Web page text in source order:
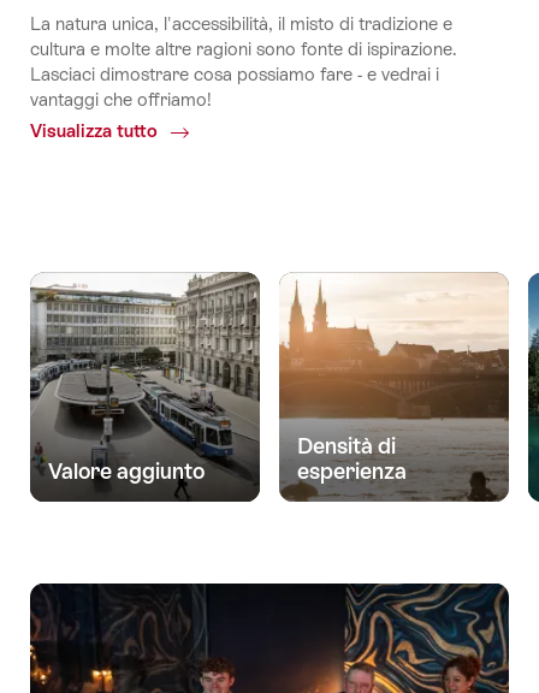
La natura unica, l'accessibilità, il misto di tradizione e
cultura e molte altre ragioni sono fonte di ispirazione.
Lasciaci dimostrare cosa possiamo fare - e vedrai i
vantaggi che offriamo!
Visualizza tutto
Common.Of
Valore aggiunto
Densità di
esperienza